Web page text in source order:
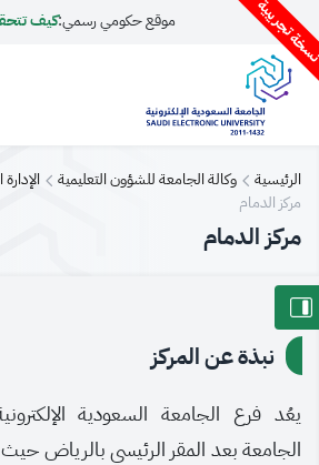
تجريبية موقع حكومي رسمي:كيف
الرئيسية وكالة الجامعة للشؤون التعليمية
مركز الدمام
مركز الدمام
نبذة عن المركز
يعُد فرع الجامعة السعودية